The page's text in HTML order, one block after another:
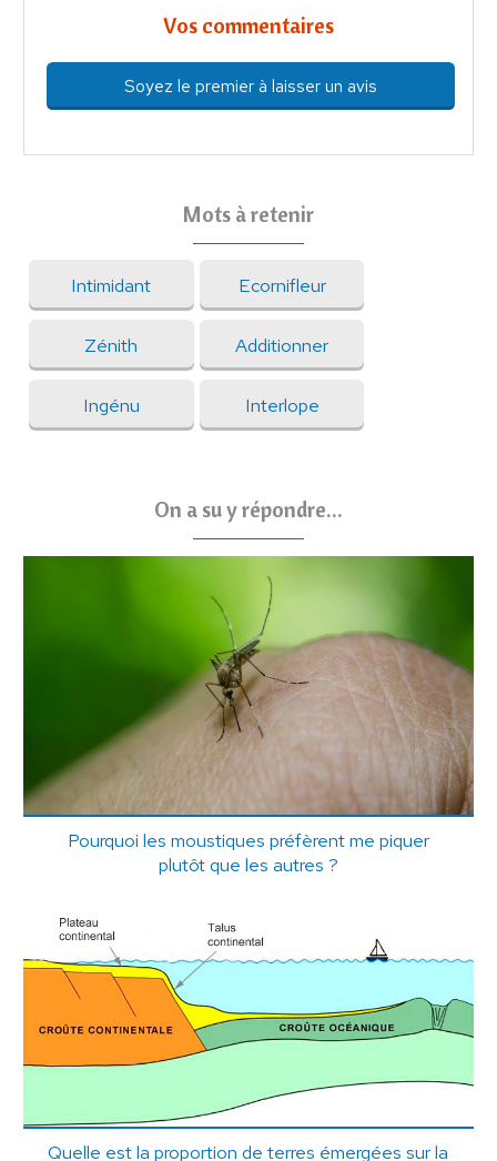
Vos commentaires
Soyez le premier à laisser un avis
Mots à retenir
Intimidant Ecornifleur
Zénith Additionner
Ingénu Interlope
On a su y répondre...
Pourquoi les moustiques préfèrent me piquer
plutôt que les autres ?
Quelle est la proportion de terres émergées sur la